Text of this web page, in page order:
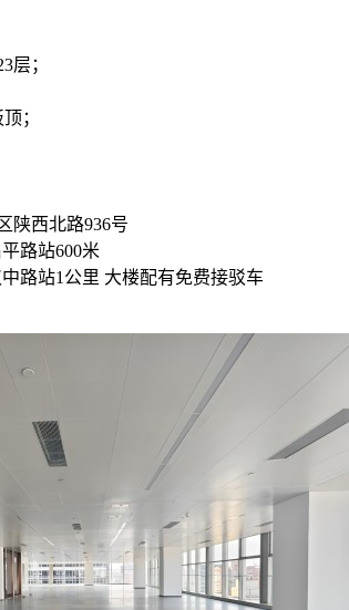
层；
；
陕西北路936号
路站600米
路站1公里 大楼配有免费接驳车